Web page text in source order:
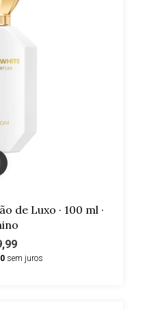
de Luxo · 100 ml ·
sem juros